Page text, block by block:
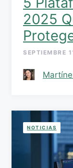
2025
SEPTIEMBRE
NOTICIAS